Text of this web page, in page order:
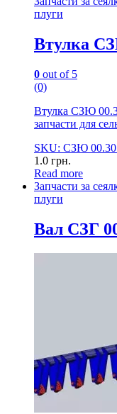
плуги
Втулка
0 out of 5
(0)
Втулка СЗЮ
запчасти для
SKU: СЗЮ
1.0 грн.
Read more
Запчасти за
плуги
Вал СЗГ